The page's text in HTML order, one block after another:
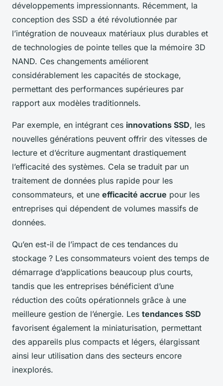
développements impressionnants. Récemment, la
conception des SSD a été révolutionnée par
l’intégration de nouveaux matériaux plus durables et
de technologies de pointe telles que la mémoire 3D
NAND. Ces changements améliorent
considérablement les capacités de stockage,
permettant des performances supérieures par
rapport aux modèles traditionnels.
Par exemple, en intégrant ces innovations SSD, les
nouvelles générations peuvent offrir des vitesses de
lecture et d’écriture augmentant drastiquement
l’efficacité des systèmes. Cela se traduit par un
traitement de données plus rapide pour les
consommateurs, et une efficacité accrue pour les
entreprises qui dépendent de volumes massifs de
données.
Qu’en est-il de l’impact de ces tendances du
stockage ? Les consommateurs voient des temps de
démarrage d’applications beaucoup plus courts,
tandis que les entreprises bénéficient d’une
réduction des coûts opérationnels grâce à une
meilleure gestion de l’énergie. Les tendances SSD
favorisent également la miniaturisation, permettant
des appareils plus compacts et légers, élargissant
ainsi leur utilisation dans des secteurs encore
inexplorés.